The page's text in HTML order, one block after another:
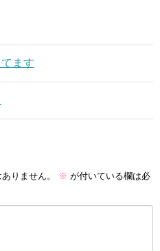
ます
りません。 ※ が付いている欄は必